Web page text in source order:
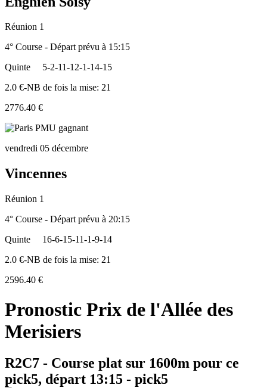
Réunion 1
4° Course - Départ prévu à 15:15
Quinte
5-2-11-12-1-14-15
2.0 €-NB de fois la mise: 21
2776.40 €
vendredi 05 décembre
Vincennes
Réunion 1
4° Course - Départ prévu à 20:15
Quinte
16-6-15-11-1-9-14
2.0 €-NB de fois la mise: 21
2596.40 €
Pronostic Prix de l'Allée des
Merisiers
R2C7 - Course plat sur 1600m pour ce
pick5, départ 13:15 - pick5